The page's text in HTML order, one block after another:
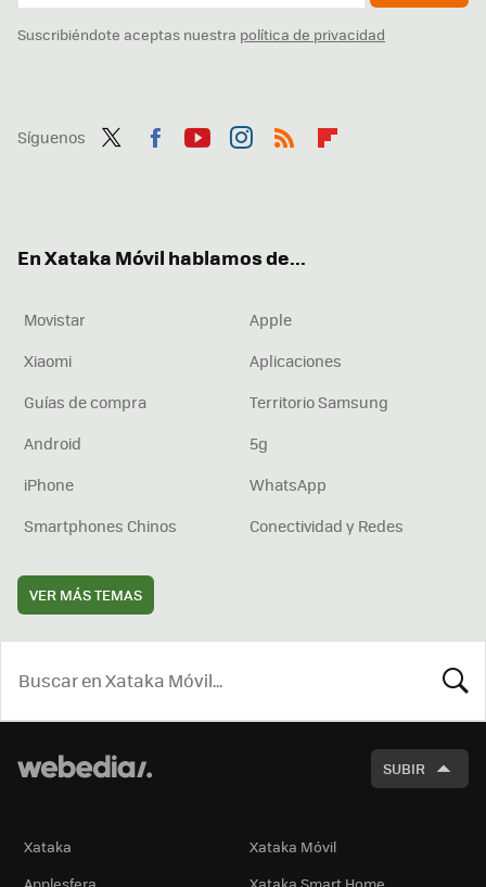
Suscribiéndote aceptas nuestra política de privacidad
Síguenos
En Xataka Móvil hablamos de...
Movistar
Apple
Xiaomi
Aplicaciones
Guías de compra
Territorio Samsung
Android
5g
iPhone
WhatsApp
Smartphones Chinos
Conectividad y Redes
VER MÁS TEMAS
SUBIR
Xataka
Xataka Móvil